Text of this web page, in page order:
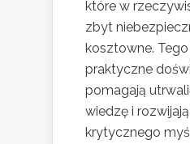
które w
zbyt
kosztowne.
praktyczne
pomagają
wiedzę i
krytycznego